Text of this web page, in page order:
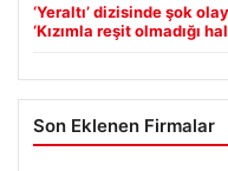
‘Yeraltı’ dizisinde şok
‘Kızımla reşit olmadığı
Son Eklenen Firmalar